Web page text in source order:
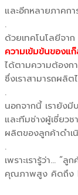
และอีกหลายภาคก
.
ด้วยเทคโนโลยีจา
ความเข้มข้นของแ
ได้ตามความต้องก
ซึ่งเราสามารถผลิ
.
นอกจากนี้ เรายังมี
และทีมช่างผู้เชี่ยว
ผลิตของลูกค้าดำเ
.
เพราะเรารู้ว่า… “ลู
คุณภาพสูง คิดถึง